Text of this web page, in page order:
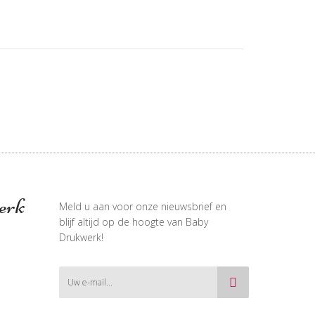
Meld u aan voor onze nieuwsbrief en
blijf altijd op de hoogte van Baby
Drukwerk!